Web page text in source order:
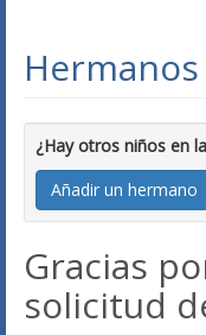
Hermanos
¿Hay otros niños en
Añadir un hermano
Gracias
solicitud